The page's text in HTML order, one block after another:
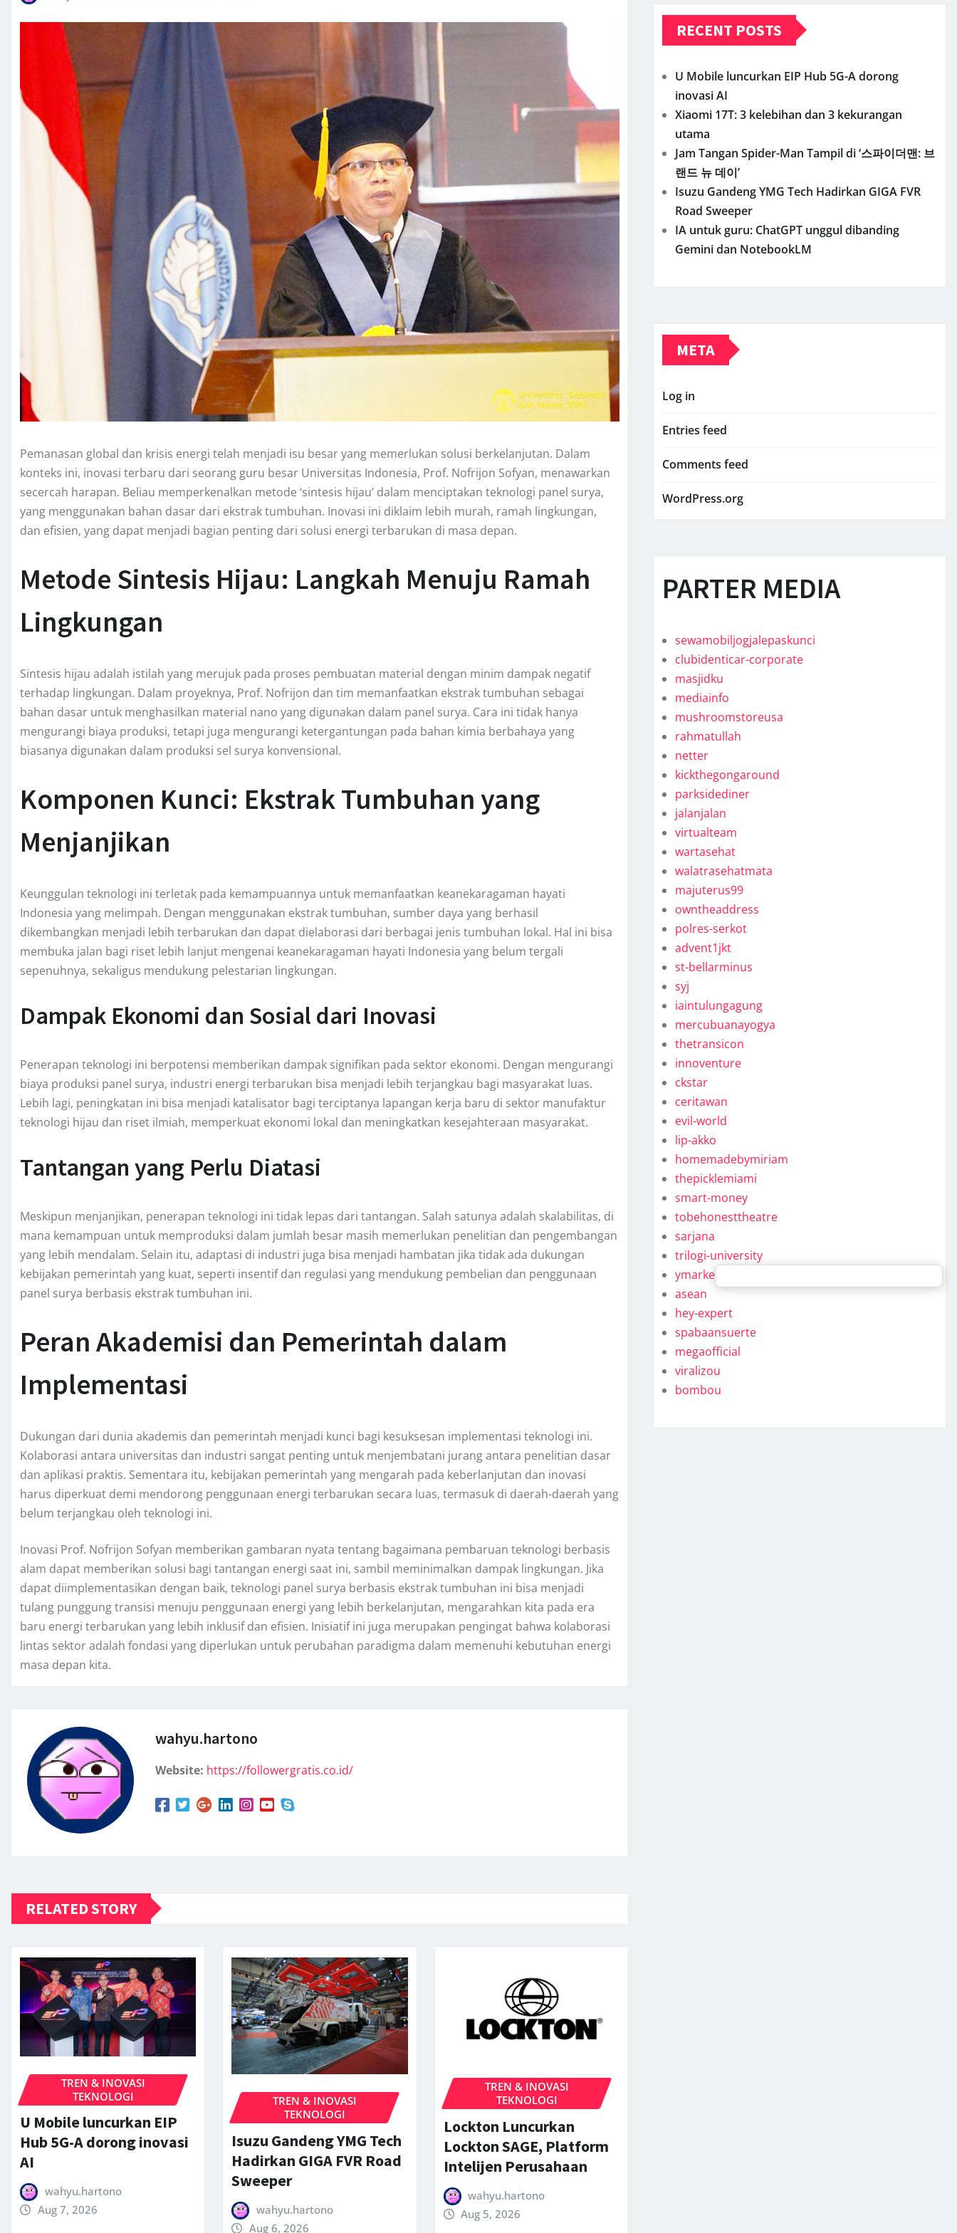
Pemanasan global dan krisis energi telah menjadi isu besar yang memerlukan solusi berkelanjutan. Dalam
konteks ini, inovasi terbaru dari seorang guru besar Universitas Indonesia, Prof. Nofrijon Sofyan, menawarkan
secercah harapan. Beliau memperkenalkan metode ‘sintesis hijau’ dalam menciptakan teknologi panel surya,
yang menggunakan bahan dasar dari ekstrak tumbuhan. Inovasi ini diklaim lebih murah, ramah lingkungan,
dan efisien, yang dapat menjadi bagian penting dari solusi energi terbarukan di masa depan.
Metode Sintesis Hijau: Langkah Menuju Ramah
Lingkungan
Sintesis hijau adalah istilah yang merujuk pada proses pembuatan material dengan minim dampak negatif
terhadap lingkungan. Dalam proyeknya, Prof. Nofrijon dan tim memanfaatkan ekstrak tumbuhan sebagai
bahan dasar untuk menghasilkan material nano yang digunakan dalam panel surya. Cara ini tidak hanya
mengurangi biaya produksi, tetapi juga mengurangi ketergantungan pada bahan kimia berbahaya yang
biasanya digunakan dalam produksi sel surya konvensional.
Komponen Kunci: Ekstrak Tumbuhan yang
Menjanjikan
Keunggulan teknologi ini terletak pada kemampuannya untuk memanfaatkan keanekaragaman hayati
Indonesia yang melimpah. Dengan menggunakan ekstrak tumbuhan, sumber daya yang berhasil
dikembangkan menjadi lebih terbarukan dan dapat dielaborasi dari berbagai jenis tumbuhan lokal. Hal ini bisa
membuka jalan bagi riset lebih lanjut mengenai keanekaragaman hayati Indonesia yang belum tergali
sepenuhnya, sekaligus mendukung pelestarian lingkungan.
Dampak Ekonomi dan Sosial dari Inovasi
Penerapan teknologi ini berpotensi memberikan dampak signifikan pada sektor ekonomi. Dengan mengurangi
biaya produksi panel surya, industri energi terbarukan bisa menjadi lebih terjangkau bagi masyarakat luas.
Lebih lagi, peningkatan ini bisa menjadi katalisator bagi terciptanya lapangan kerja baru di sektor manufaktur
teknologi hijau dan riset ilmiah, memperkuat ekonomi lokal dan meningkatkan kesejahteraan masyarakat.
Tantangan yang Perlu Diatasi
Meskipun menjanjikan, penerapan teknologi ini tidak lepas dari tantangan. Salah satunya adalah skalabilitas, di
mana kemampuan untuk memproduksi dalam jumlah besar masih memerlukan penelitian dan pengembangan
yang lebih mendalam. Selain itu, adaptasi di industri juga bisa menjadi hambatan jika tidak ada dukungan
kebijakan pemerintah yang kuat, seperti insentif dan regulasi yang mendukung pembelian dan penggunaan
panel surya berbasis ekstrak tumbuhan ini.
Peran Akademisi dan Pemerintah dalam
Implementasi
Dukungan dari dunia akademis dan pemerintah menjadi kunci bagi kesuksesan implementasi teknologi ini.
Kolaborasi antara universitas dan industri sangat penting untuk menjembatani jurang antara penelitian dasar
dan aplikasi praktis. Sementara itu, kebijakan pemerintah yang mengarah pada keberlanjutan dan inovasi
harus diperkuat demi mendorong penggunaan energi terbarukan secara luas, termasuk di daerah-daerah yang
belum terjangkau oleh teknologi ini.
Inovasi Prof. Nofrijon Sofyan memberikan gambaran nyata tentang bagaimana pembaruan teknologi berbasis
alam dapat memberikan solusi bagi tantangan energi saat ini, sambil meminimalkan dampak lingkungan. Jika
dapat diimplementasikan dengan baik, teknologi panel surya berbasis ekstrak tumbuhan ini bisa menjadi
tulang punggung transisi menuju penggunaan energi yang lebih berkelanjutan, mengarahkan kita pada era
baru energi terbarukan yang lebih inklusif dan efisien. Inisiatif ini juga merupakan pengingat bahwa kolaborasi
lintas sektor adalah fondasi yang diperlukan untuk perubahan paradigma dalam memenuhi kebutuhan energi
masa depan kita.
wahyu.hartono
Website: https://followergratis.co.id/
RELATED STORY
TREN & INOVASI
TEKNOLOGI
U Mobile luncurkan EIP
Hub 5G-A dorong inovasi
AI
wahyu.hartono
Aug 7, 2026
TREN & INOVASI
TEKNOLOGI
Isuzu Gandeng YMG Tech
Hadirkan GIGA FVR Road
Sweeper
wahyu.hartono
Aug 6, 2026
TREN & INOVASI
TEKNOLOGI
Lockton Luncurkan
Lockton SAGE, Platform
Intelijen Perusahaan
wahyu.hartono
Aug 5, 2026
RECENT POSTS
U Mobile luncurkan EIP Hub 5G-A dorong
inovasi AI
Xiaomi 17T: 3 kelebihan dan 3 kekurangan
utama
Jam Tangan Spider-Man Tampil di ‘스파이더맨: 브
랜드 뉴 데이’
Isuzu Gandeng YMG Tech Hadirkan GIGA FVR
Road Sweeper
IA untuk guru: ChatGPT unggul dibanding
Gemini dan NotebookLM
META
Log in
Entries feed
Comments feed
WordPress.org
PARTER MEDIA
sewamobiljogjalepaskunci
clubidenticar-corporate
masjidku
mediainfo
mushroomstoreusa
rahmatullah
netter
kickthegongaround
parksidediner
jalanjalan
virtualteam
wartasehat
walatrasehatmata
majuterus99
owntheaddress
polres-serkot
advent1jkt
st-bellarminus
syj
iaintulungagung
mercubuanayogya
thetransicon
innoventure
ckstar
ceritawan
evil-world
lip-akko
homemadebymiriam
thepicklemiami
smart-money
tobehonesttheatre
sarjana
trilogi-university
ymarkel
asean
hey-expert
spabaansuerte
megaofficial
viralizou
bombou